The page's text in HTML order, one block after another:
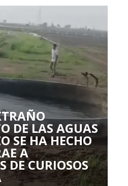
DE LAS AGUAS
SE HA HECHO
A
DE CURIOSOS